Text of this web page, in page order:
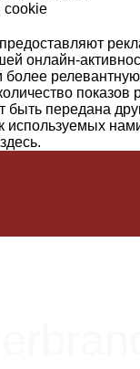
онлайн-
более
показов
быть передана
используемых